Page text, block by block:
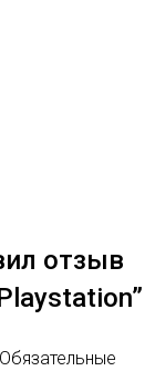
отзыв
Обязательные